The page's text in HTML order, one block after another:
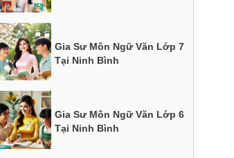
Gia Sư Môn Ngữ Văn Lớp 7
Tại Ninh Bình
Gia Sư Môn Ngữ Văn Lớp 6
Tại Ninh Bình